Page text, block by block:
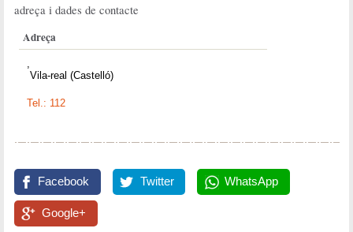
adreça i dades de contacte
Adreça
Vila-real (Castelló)
Tel.: 112
Facebook Twitter WhatsApp
Google+